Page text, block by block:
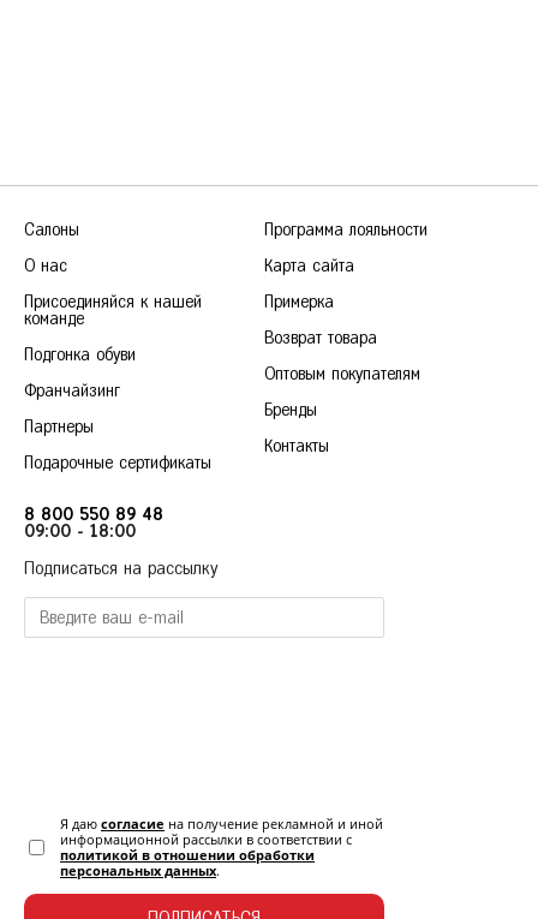
Салоны
О нас
Присоединяйся к нашей
команде
Подгонка обуви
Франчайзинг
Партнеры
Подарочные сертификаты
Программа лояльности
Карта сайта
Примерка
Возврат товара
Оптовым покупателям
Бренды
Контакты
8 800 550 89 48
09:00 - 18:00
Подписаться на рассылку
Я даю согласие на получение рекламной и иной
информационной рассылки в соответствии с
политикой в отношении обработки
персональных данных.